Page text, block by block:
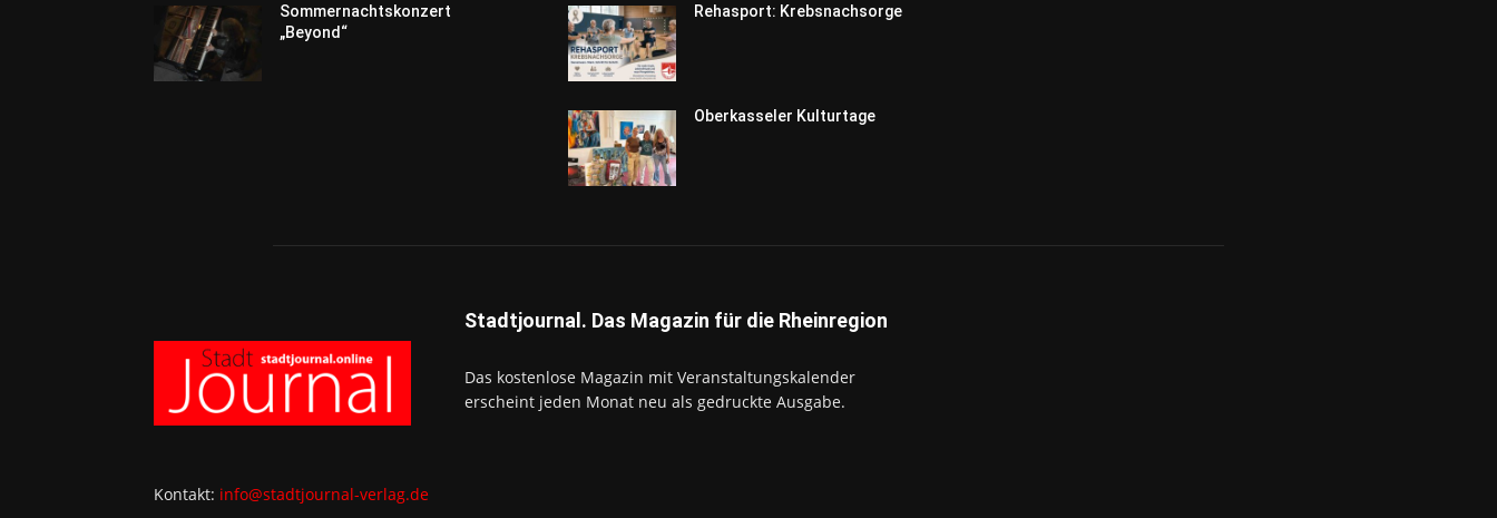
Sommernachtskonzert
„Beyond“
Rehasport: Krebsnachsorge
Oberkasseler Kulturtage
Stadtjournal. Das Magazin für die Rheinregion
Das kostenlose Magazin mit Veranstaltungskalender
erscheint jeden Monat neu als gedruckte Ausgabe.
Kontakt: info@stadtjournal-verlag.de